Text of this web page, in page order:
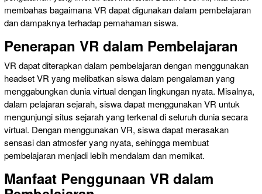
membahas bagaimana VR dapat digunakan dalam pembelajaran
dan dampaknya terhadap pemahaman siswa.
Penerapan VR dalam Pembelajaran
VR dapat diterapkan dalam pembelajaran dengan menggunakan
headset VR yang melibatkan siswa dalam pengalaman yang
menggabungkan dunia virtual dengan lingkungan nyata. Misalnya,
dalam pelajaran sejarah, siswa dapat menggunakan VR untuk
mengunjungi situs sejarah yang terkenal di seluruh dunia secara
virtual. Dengan menggunakan VR, siswa dapat merasakan
sensasi dan atmosfer yang nyata, sehingga membuat
pembelajaran menjadi lebih mendalam dan memikat.
Manfaat Penggunaan VR dalam